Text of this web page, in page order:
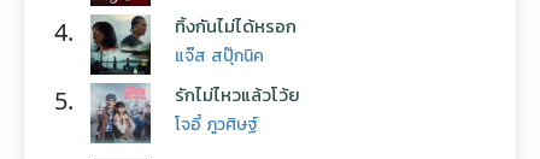
4. ทิ้งกันไม่ได้หรอก
แจ๊ส สปุ๊กนิค
5. รักไม่ไหวแล้วโว้ย
โจอี้ ภูวศิษฐ์